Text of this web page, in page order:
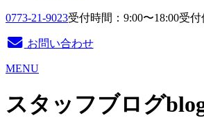
0773-21-9023受付時間：9:00〜18:00受付
お問い合わせ
MENU
スタッフブログ